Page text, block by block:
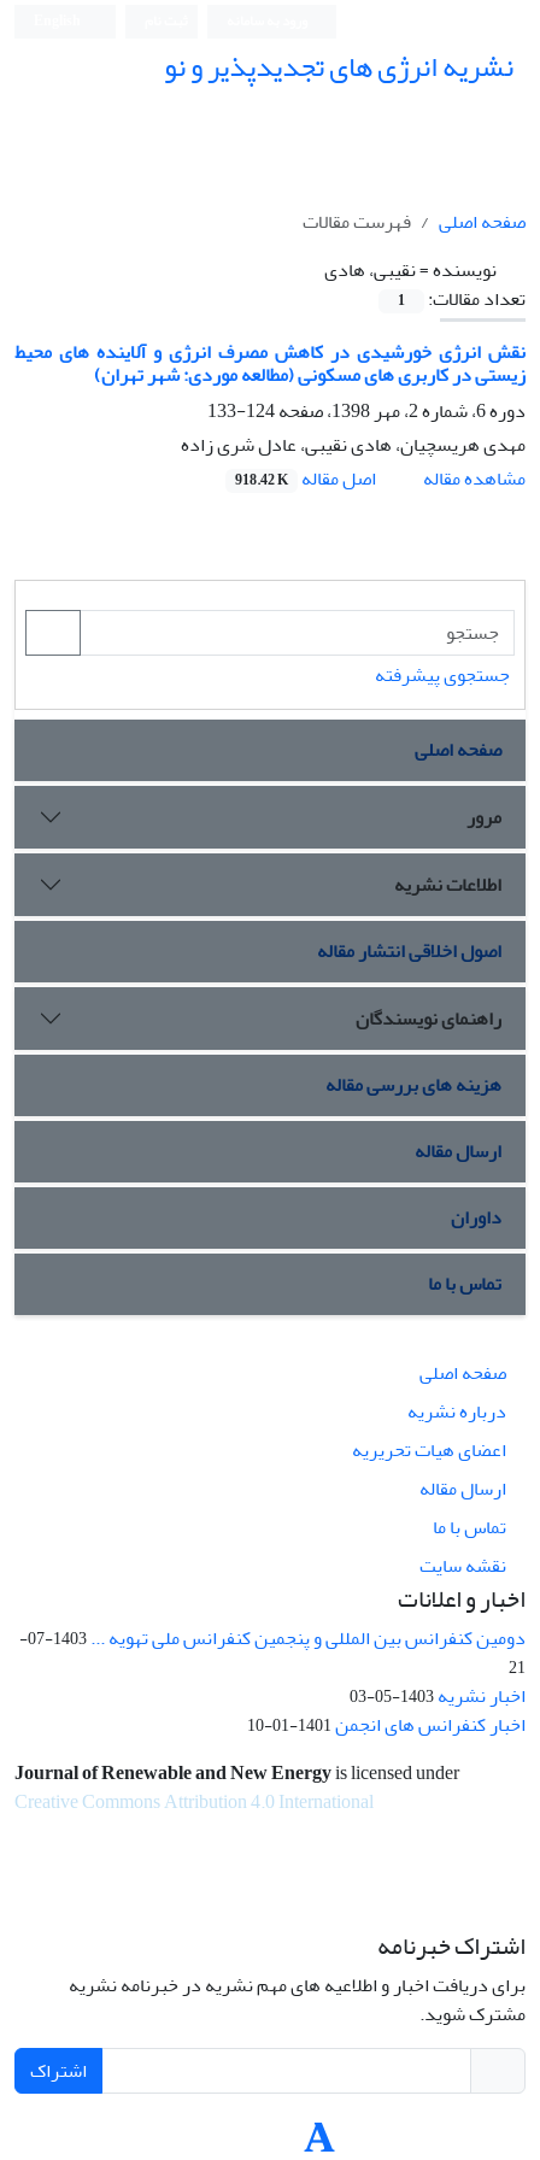
نشریه انرژی های تجدیدپذیر و نو
صفحه اصلی
فهرست مقالات
نویسنده =نقیبی، هادی
تعداد مقالات:
1
نقش انرژی خورشیدی در کاهش مصرف انرژی و آلاینده های محیط
زیستی در کاربری های مسکونی (مطالعه موردی: شهر تهران)
دوره 6، شماره 2، مهر 1398، صفحه
124-133
مهدی هریسچیان، هادی نقیبی، عادل شری زاده
مشاهده مقاله
اصل مقاله 918.42 K
جستجوی پیشرفته
صفحه اصلی
مرور
اطلاعات نشریه
اصول اخلاقی انتشار مقاله
راهنمای نویسندگان
هزینه های بررسی مقاله
ارسال مقاله
داوران
تماس با ما
صفحه اصلی
درباره نشریه
اعضای هیات تحریریه
ارسال مقاله
تماس با ما
نقشه سایت
اخبار و اعلانات
دومین کنفرانس بین المللی و پنجمین کنفرانس ملی تهویه ...
1403-07-
21
اخبار نشریه1403-05-03
اخبار کنفرانس های انجمن1401-01-10
Journal of Renewable and New Energyis licensed under
Creative Commons Attribution 4.0 International
اشتراک خبرنامه
برای دریافت اخبار و اطلاعیه های مهم نشریه در خبرنامه نشریه
مشترک شوید.
اشتراک